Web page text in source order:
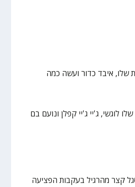
שלו, איבד כדור ועשה כמה
שלו לוגשי, ג'יי ג'יי קפלן ונועם בם
קצר מהרגיל בעקבות הפציעה